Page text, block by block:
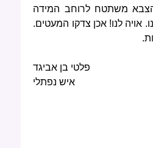
הצבא משתטח לרוחב המידה
אויה לנו! אכן צדקו המעטים.
פלטי בן אביגד
איש נפתלי